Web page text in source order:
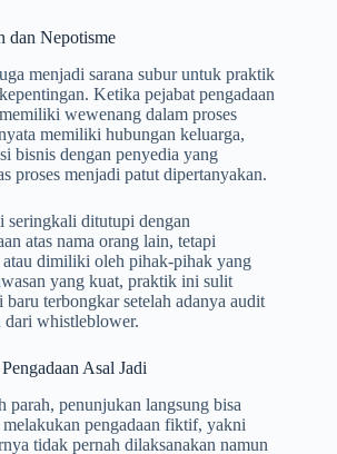
dan Nepotisme
menjadi sarana subur untuk praktik
Ketika pejabat pengadaan
wewenang dalam proses
memiliki hubungan keluarga,
bisnis dengan penyedia yang
proses menjadi patut dipertanyakan.
seringkali ditutupi dengan
atas nama orang lain, tetapi
dimiliki oleh pihak-pihak yang
yang kuat, praktik ini sulit
terbongkar setelah adanya audit
dari whistleblower.
Asal Jadi
parah, penunjukan langsung bisa
pengadaan fiktif, yakni
tidak pernah dilaksanakan namun